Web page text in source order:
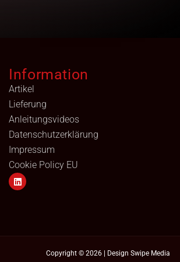
Information
Artikel
Lieferung
Anleitungsvideos
Datenschutzerklärung
Impressum
Cookie Policy EU
Copyright © 2026 | Design Swipe Media